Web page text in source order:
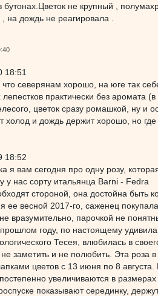
бутонах.Цветок не крупный ,
на дождь не реагировала .
18:51
что северянам хорошо, на юге так
лепестков практически без аромата
цветок сразу ромашкой, ну и
холод и дождь держит хорошо, но
18:52
я вам сегодня про одну розу,
у нас сорту итальянца Barni - Fedra
стороной, она достойна быть
ее весной 2017-го, саженец
вразумительно, парочкой не
году, по настоящему
Тесея, влюбилась в
не заметить и не полюбить. Эта
цветов с 13 июня по 8
увеличиваются в
показывают серединку,